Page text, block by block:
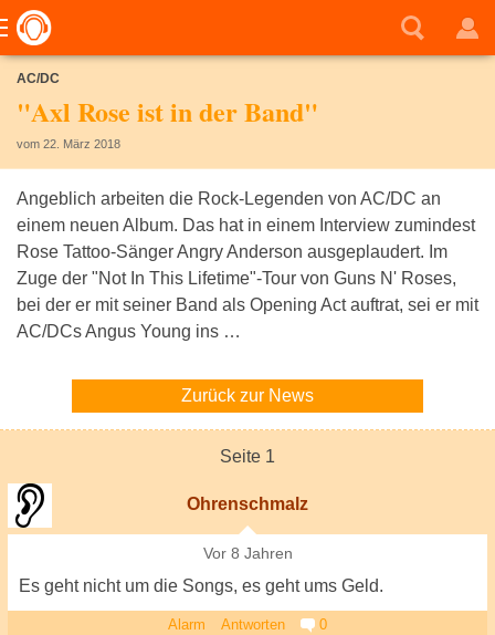
AC/DC
"Axl Rose ist in der Band"
vom 22. März 2018
Angeblich arbeiten die Rock-Legenden von AC/DC an
einem neuen Album. Das hat in einem Interview zumindest
Rose Tattoo-Sänger Angry Anderson ausgeplaudert. Im
Zuge der "Not In This Lifetime"-Tour von Guns N' Roses,
bei der er mit seiner Band als Opening Act auftrat, sei er mit
AC/DCs Angus Young ins …
Zurück zur News
Seite 1
Ohrenschmalz
Vor 8 Jahren
Es geht nicht um die Songs, es geht ums Geld.
Alarm Antworten 0